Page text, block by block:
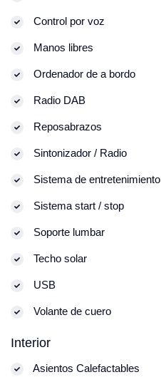
Control por voz
Manos libres
Ordenador de a bordo
Radio DAB
Reposabrazos
Sintonizador / Radio
Sistema de entretenimiento
Sistema start / stop
Soporte lumbar
Techo solar
USB
Volante de cuero
Interior
Asientos Calefactables